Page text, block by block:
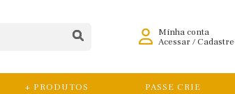
Minha conta
Acessar/
+ PRODUTOS PASSE CRIE